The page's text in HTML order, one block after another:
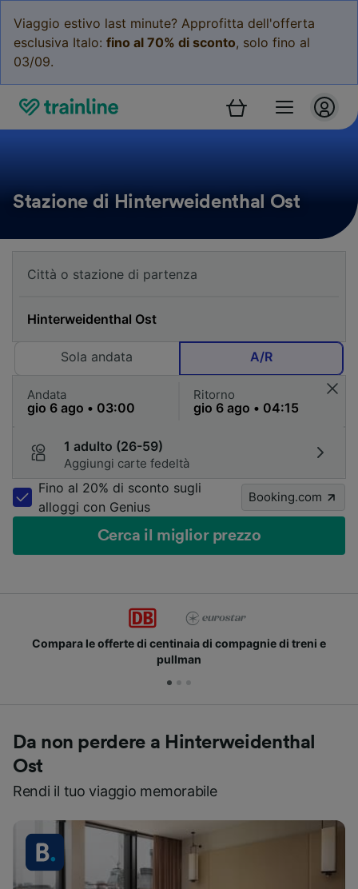
Viaggio estivo last minute? Approfitta dell'offerta
esclusiva Italo: fino al 70% di sconto, solo fino al
03/09.
Stazione di Hinterweidenthal Ost
Sola andata A/R
Andata Ritorno
1 adulto (26-59)
Aggiungi carte fedeltà
Fino al 20% di sconto sugli
alloggi con Genius
Booking.com
Cerca il miglior prezzo
Compara le offerte di centinaia di compagnie di treni e
pullman
Da non perdere a Hinterweidenthal
Ost
Rendi il tuo viaggio memorabile